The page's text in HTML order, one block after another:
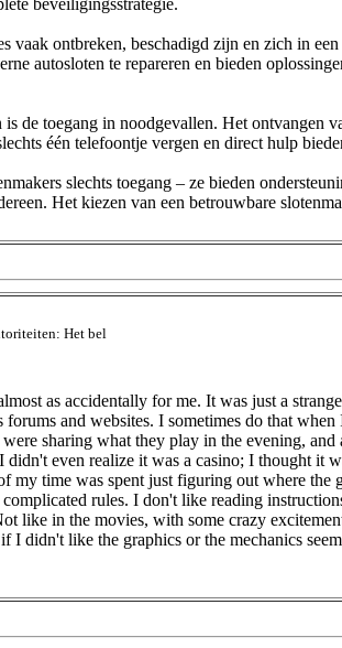
beveiligingsstrategie.
ontbreken, beschadigd zijn en zich in
autosloten te repareren en bieden
de toegang in noodgevallen. Het ontvangen
één telefoontje vergen en direct hulp
slechts toegang – ze bieden
Het kiezen van een betrouwbare
Het bel
as accidentally for me. It was just a
and websites. I sometimes do that
sharing what they play in the evening,
didn't even realize it was a casino; I thought it
time was spent just figuring out where the
rules. I don't like reading
in the movies, with some crazy
didn't like the graphics or the mechanics